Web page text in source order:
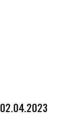
02.04.2023